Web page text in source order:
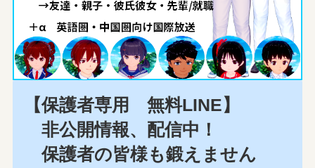
【保護者専用 無料LINE】
非公開情報、配信中！
保護者の皆様も鍛えません